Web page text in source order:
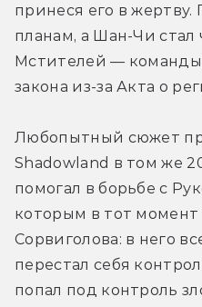
принеся его в
планам, а Шан-Чи
Мстителей —
закона из-за Акта о
Любопытный сюжет
Shadowland в том же
помогал в борьбе с
которым в тот момент
Сорвиголова: в него
перестал себя
попал под контроль